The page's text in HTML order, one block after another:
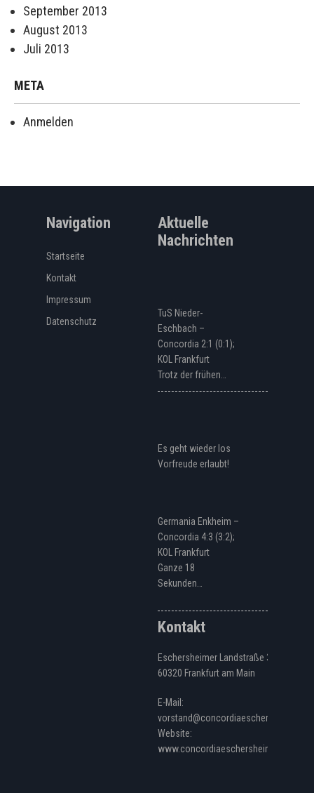
September 2013
August 2013
Juli 2013
META
Anmelden
Navigation
Startseite
Kontakt
Impressum
Datenschutz
Aktuelle
Nachrichten
TuS Nieder-
Eschbach –
Concordia 2:1 (0:1);
KOL Frankfurt
Trotz der frühen…
Es geht wieder los
Vorfreude erlaubt!
Germania Enkheim –
Concordia 4:3 (3:2);
KOL Frankfurt
Ganze 18
Sekunden…
Kontakt
Eschersheimer Landstraße 328
60320 Frankfurt am Main
E-Mail:
vorstand@concordiaeschersheim.de
Website:
www.concordiaeschersheim.de